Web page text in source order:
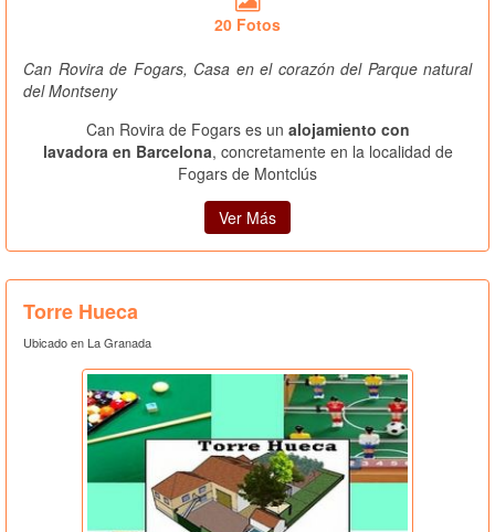
20 Fotos
Can Rovira de Fogars, Casa en el corazón del Parque natural
del Montseny
Can Rovira de Fogars es un alojamiento con
lavadora en Barcelona, concretamente en la localidad de
Fogars de Montclús
Ver Más
Torre Hueca
Ubicado en La Granada